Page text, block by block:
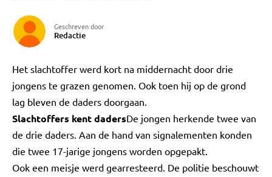
Geschreven door
Redactie
Het slachtoffer werd kort na middernacht door drie
jongens te grazen genomen. Ook toen hij op de grond
lag bleven de daders doorgaan.
Slachtoffers kent dadersDe jongen herkende twee van
de drie daders. Aan de hand van signalementen konden
die twee 17-jarige jongens worden opgepakt.
Ook een meisje werd gearresteerd. De politie beschouwt